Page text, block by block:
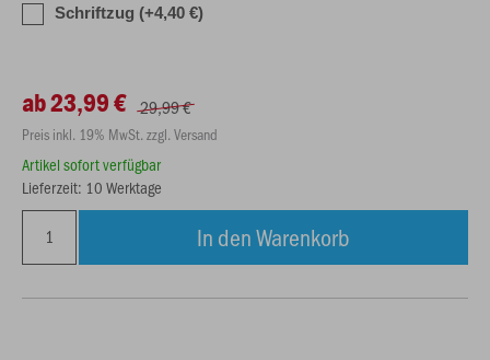
Schriftzug (+4,40 €)
ab 23,99 € 29,99 €
Preis inkl. 19% MwSt. zzgl. Versand
Artikel sofort verfügbar
Lieferzeit: 10 Werktage
In den Warenkorb